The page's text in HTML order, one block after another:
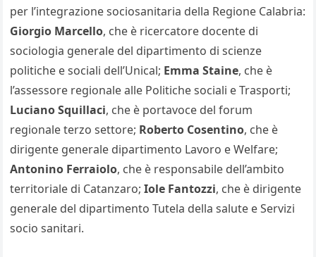
per l’integrazione sociosanitaria della Regione Calabria:
Giorgio Marcello, che è ricercatore docente di
sociologia generale del dipartimento di scienze
politiche e sociali dell’Unical; Emma Staine, che è
l’assessore regionale alle Politiche sociali e Trasporti;
Luciano Squillaci, che è portavoce del forum
regionale terzo settore; Roberto Cosentino, che è
dirigente generale dipartimento Lavoro e Welfare;
Antonino Ferraiolo, che è responsabile dell’ambito
territoriale di Catanzaro;Iole Fantozzi, che è dirigente
generale del dipartimento Tutela della salute e Servizi
socio sanitari.